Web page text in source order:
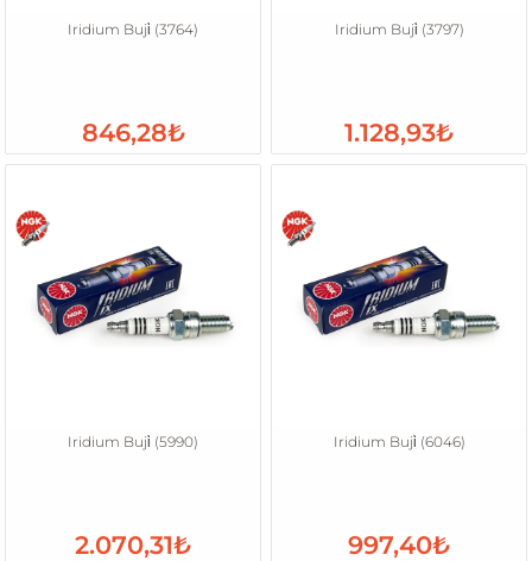
Iridium Buji̇ (3764)
846,28₺
Iridium Buji̇ (3797)
1.128,93₺
Iridium Buji̇ (5990)
2.070,31₺
Iridium Buji̇ (6046)
997,40₺